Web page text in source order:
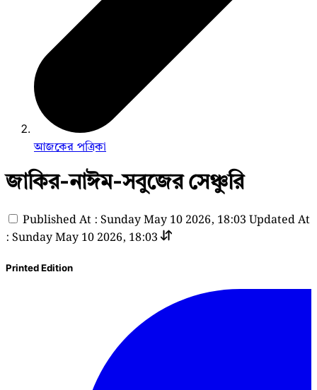
আজকের পত্রিকা
জাকির-নাঈম-সবুজের সেঞ্চুরি
Published At : Sunday May 10 2026, 18:03 Updated At
: Sunday May 10 2026, 18:03
Printed Edition